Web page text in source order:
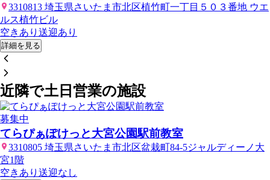
3310813 埼玉県さいたま市北区植竹町一丁目５０３番地 ウエ
ルス植竹ビル
空きあり 送迎あり
詳細を見る
近隣で土日営業の施設
募集中
てらぴぁぽけっと大宮公園駅前教室
3310805 埼玉県さいたま市北区盆栽町84-5ジャルディーノ大
宮1階
空きあり 送迎なし